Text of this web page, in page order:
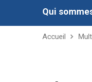
Qui
Accueil